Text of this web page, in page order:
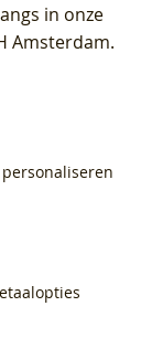
in onze
Amsterdam.